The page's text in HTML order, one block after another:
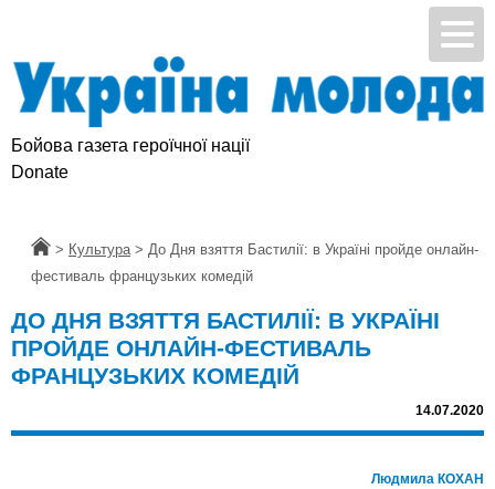
Бойова газета героїчної нації
Donate
Головна
> Культура > До Дня взяття Бастилії: в Україні пройде онлайн-
фестиваль французьких комедій
ДО ДНЯ ВЗЯТТЯ БАСТИЛІЇ: В УКРАЇНІ
ПРОЙДЕ ОНЛАЙН-ФЕСТИВАЛЬ
ФРАНЦУЗЬКИХ КОМЕДІЙ
14.07.2020
Людмила КОХАН